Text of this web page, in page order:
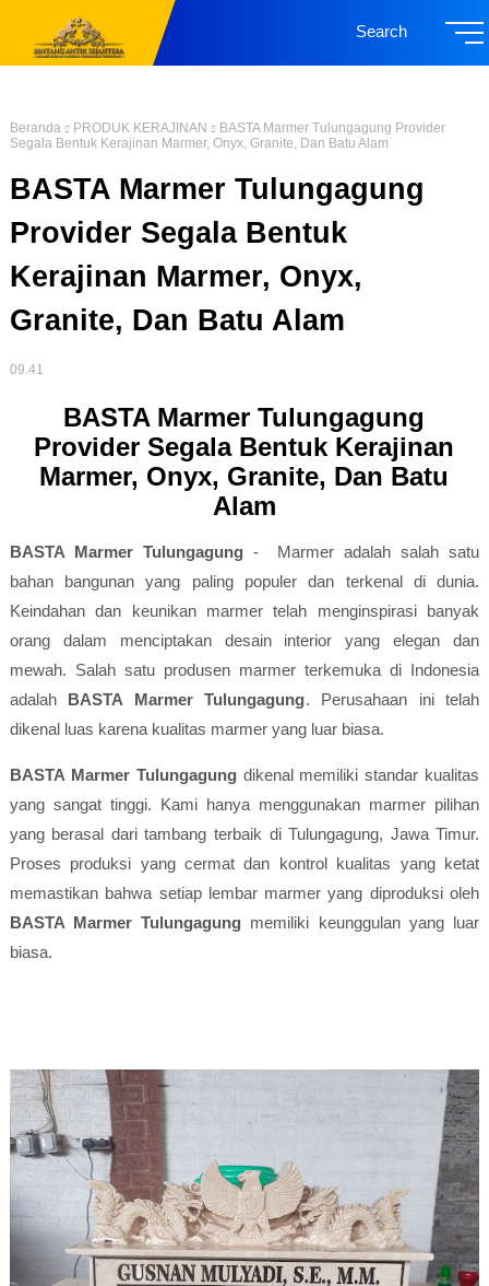
Search
Beranda PRODUK KERAJINAN
BASTA Marmer Tulungagung Provider
Segala Bentuk Kerajinan Marmer, Onyx, Granite, Dan Batu Alam
BASTA Marmer Tulungagung
Provider Segala Bentuk
Kerajinan Marmer, Onyx,
Granite, Dan Batu Alam
09.41
BASTA Marmer Tulungagung
Provider Segala Bentuk Kerajinan
Marmer, Onyx, Granite, Dan Batu
Alam
BASTA Marmer Tulungagung- Marmer adalah salah satu
bahan bangunan yang paling populer dan terkenal di dunia.
Keindahan dan keunikan marmer telah menginspirasi banyak
orang dalam menciptakan desain interior yang elegan dan
mewah. Salah satu produsen marmer terkemuka di Indonesia
adalah BASTA Marmer Tulungagung. Perusahaan ini telah
dikenal luas karena kualitas marmer yang luar biasa.
BASTA Marmer Tulungagungdikenal memiliki standar kualitas
yang sangat tinggi. Kami hanya menggunakan marmer pilihan
yang berasal dari tambang terbaik di Tulungagung, Jawa Timur.
Proses produksi yang cermat dan kontrol kualitas yang ketat
memastikan bahwa setiap lembar marmer yang diproduksi oleh
BASTA Marmer Tulungagung memiliki keunggulan yang luar
biasa.